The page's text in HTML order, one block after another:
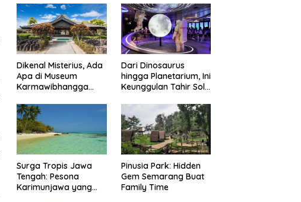
Dikenal Misterius, Ada
Apa di Museum
Karmawibhangga
Dari Dinosaurus
hingga Planetarium, Ini
Keunggulan Tahir Solo
Surga Tropis Jawa
Tengah: Pesona
Karimunjawa yang
Pinusia Park: Hidden
Gem Semarang Buat
Family Time